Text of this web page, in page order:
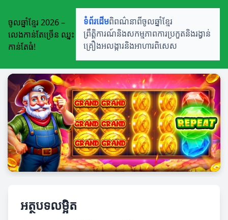
ចូលឆ្នាំខ្មែរ 2026 –
លេងកាន់តែច្រើន ឈ្នះ
កាន់តែធំ!
ទំព័រដើមពិពណ៌នាពីចូលឆ្នាំខ្មែរ
ព្រឹត្តិការណ៍និងសកម្មភាពការប្រកួតនិងរង្វាន់
គ្រឿងអលង្ការនិងអាហារពិសេស
អត្ថបទលម្អិត